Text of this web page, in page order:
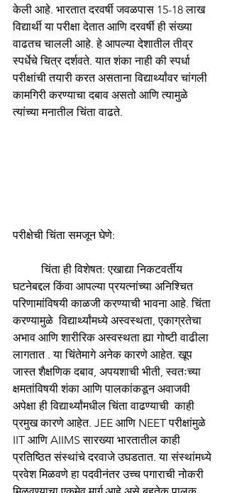
केली आहे. भारतात दरवर्षी जवळपास 15-18 लाख
विद्यार्थी या परीक्षा देतात आणि दरवर्षी ही संख्या
वाढतच चालली आहे. हे आपल्या देशातील तीव्र
स्पर्धेचे चित्र दर्शवते. यात शंका नाही की स्पर्धा
परीक्षांची तयारी करत असताना विद्यार्थ्यांवर चांगली
कामगिरी करण्याचा दबाव असतो आणि त्यामुळे
त्यांच्या मनातील चिंता वाढते.
परीक्षेची चिंता समजून घेणे:
चिंता ही विशेषत: एखाद्या निकटवर्तीय
घटनेबद्दल किंवा आपल्या प्रयत्नांच्या अनिश्चित
परिणामांविषयी काळजी करण्याची भावना आहे. चिंता
करण्यामुळे  विद्यार्थ्यांमध्ये अस्वस्थता, एकाग्रतेचा
अभाव आणि शारीरिक अस्वस्थता ह्या गोष्टी वाढीला
लागतात . या चिंतेमागे अनेक कारणे आहेत. खूप
जास्त शैक्षणिक दबाव, अपयशाची भीती, स्वतःच्या
क्षमतांविषयी शंका आणि पालकांकडून अवाजवी
अपेक्षा ही विद्यार्थ्यांमधील चिंता वाढण्याची  काही
प्रमुख कारणे आहेत. JEE आणि NEET परीक्षांमुळे
IIT आणि AIIMS सारख्या भारतातील काही
प्रतिष्ठित संस्थांचे दरवाजे उघडतात. या संस्थांमध्ये
प्रवेश मिळवणे हा पदवीनंतर उच्च पगाराची नोकरी